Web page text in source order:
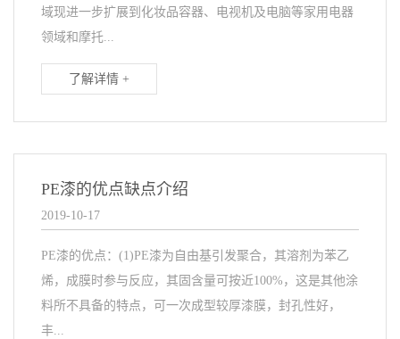
域现进一步扩展到化妆品容器、电视机及电脑等家用电器
领域和摩托...
了解详情 +
PE漆的优点缺点介绍
2019-10-17
PE漆的优点：(1)PE漆为自由基引发聚合，其溶剂为苯乙
烯，成膜时参与反应，其固含量可按近100%，这是其他涂
料所不具备的特点，可一次成型较厚漆膜，封孔性好，
丰...